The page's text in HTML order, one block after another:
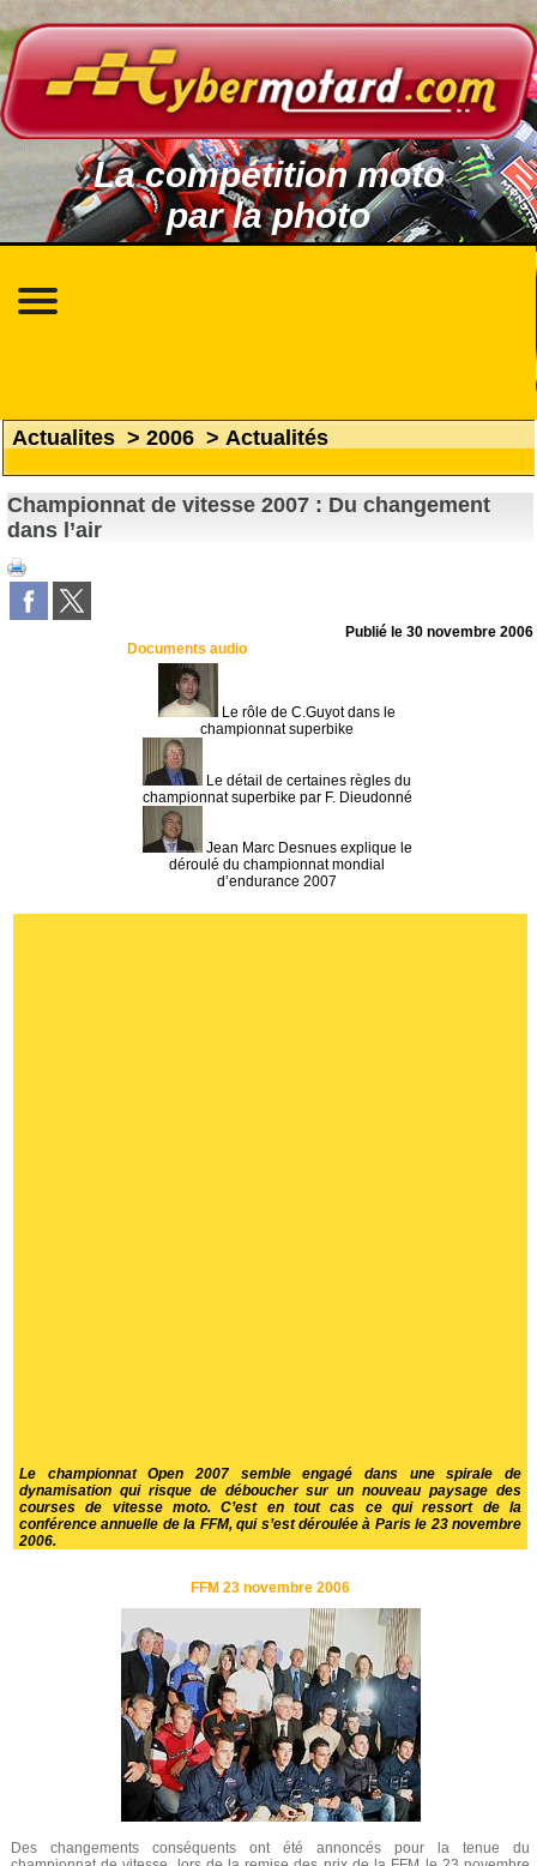
La compétition moto
par la photo
Actualites > 2006 > Actualités
Championnat de vitesse 2007 : Du changement
dans l’air
Publié le30 novembre 2006
Documents audio
Le rôle de C.Guyot dans le
championnat superbike
Le détail de certaines règles du
championnat superbike par F. Dieudonné
Jean Marc Desnues explique le
déroulé du championnat mondial
d’endurance 2007
Le championnat Open 2007 semble engagé dans une spirale de
dynamisation qui risque de déboucher sur un nouveau paysage des
courses de vitesse moto. C’est en tout cas ce qui ressort de la
conférence annuelle de la FFM, qui s’est déroulée à Paris le 23 novembre
2006.
FFM 23 novembre 2006
Des changements conséquents ont été annoncés pour la tenue du